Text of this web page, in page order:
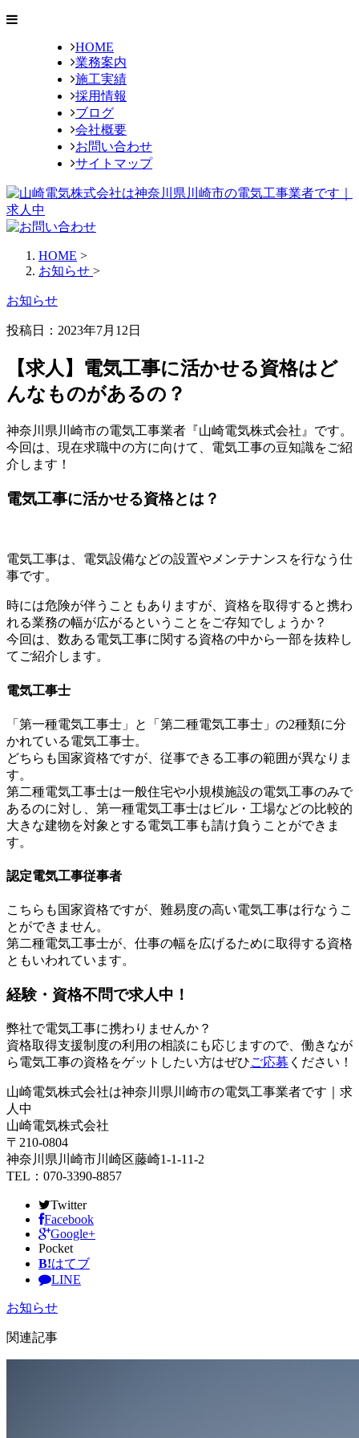
HOME
業務案内
施工実績
採用情報
ブログ
会社概要
お問い合わせ
サイトマップ
HOME >
お知らせ >
お知らせ
投稿日：2023年7月12日
【求人】電気工事に活かせる資格はど
んなものがあるの？
神奈川県川崎市の電気工事業者『山崎電気株式会社』です。
今回は、現在求職中の方に向けて、電気工事の豆知識をご紹
介します！
電気工事に活かせる資格とは？
電気工事は、電気設備などの設置やメンテナンスを行なう仕
事です。
時には危険が伴うこともありますが、資格を取得すると携わ
れる業務の幅が広がるということをご存知でしょうか？
今回は、数ある電気工事に関する資格の中から一部を抜粋し
てご紹介します。
電気工事士
「第一種電気工事士」と「第二種電気工事士」の2種類に分
かれている電気工事士。
どちらも国家資格ですが、従事できる工事の範囲が異なりま
す。
第二種電気工事士は一般住宅や小規模施設の電気工事のみで
あるのに対し、第一種電気工事士はビル・工場などの比較的
大きな建物を対象とする電気工事も請け負うことができま
す。
認定電気工事従事者
こちらも国家資格ですが、難易度の高い電気工事は行なうこ
とができません。
第二種電気工事士が、仕事の幅を広げるために取得する資格
ともいわれています。
経験・資格不問で求人中！
弊社で電気工事に携わりませんか？
資格取得支援制度の利用の相談にも応じますので、働きなが
ら電気工事の資格をゲットしたい方はぜひご応募 ください！
山崎電気株式会社は神奈川県川崎市の電気工事業者です｜求
人中
山崎電気株式会社
〒210-0804
神奈川県川崎市川崎区藤崎1-1-11-2
TEL：070-3390-8857
Twitter
Facebook
Google+
Pocket
B!はてブ
LINE
お知らせ
関連記事